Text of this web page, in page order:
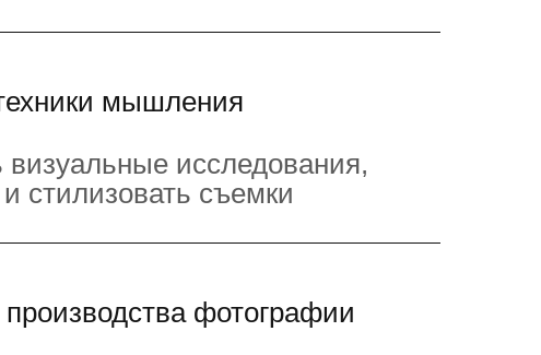
мышления
фотографии
визуальные исследования,
стилизовать съемки